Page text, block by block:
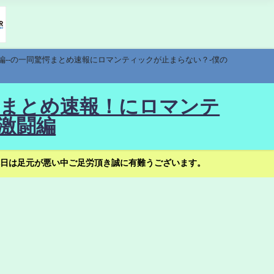
の一同驚愕まとめ速報にロマンティックが止まらない？-僕の
とめ速報！にロマンテ
闘編
足元が悪い中ご足労頂き誠に有難うございます。